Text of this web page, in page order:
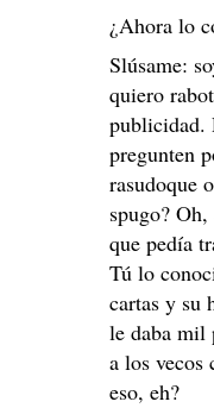
¿Ahora lo
Slúsame:
quiero
publicidad.
pregunten
rasudoque
spugo?
que pedía
Tú lo
cartas y su
le daba mil
a los vecos
eso, eh?